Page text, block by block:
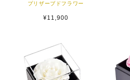
プリザーブドフラワー
通
¥11,900